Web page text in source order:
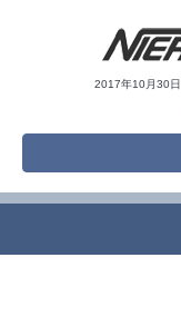
2017年10月30